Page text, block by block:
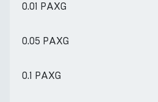
0.01 PAXG
0.05 PAXG
0.1 PAXG